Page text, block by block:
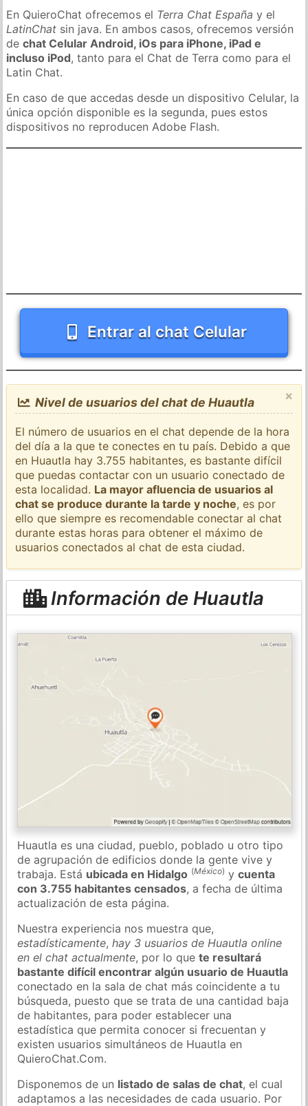
En QuieroChat ofrecemos el Terra Chat España y el
LatinChat sin java. En ambos casos, ofrecemos versión
dechat Celular Android, iOs para iPhone, iPad e
incluso iPod, tanto para el Chat de Terra como para el
Latin Chat.
En caso de que accedas desde un dispositivo Celular, la
única opción disponible es la segunda, pues estos
dispositivos no reproducen Adobe Flash.
Entrar al chat Celular
×
Nivel de usuarios del chat de Huautla
El número de usuarios en el chat depende de la hora
del día a la que te conectes en tu país. Debido a que
en Huautla hay 3.755 habitantes, es bastante difícil
que puedas contactar con un usuario conectado de
esta localidad. La mayor afluencia de usuarios al
chat se produce durante la tarde y noche, es por
ello que siempre es recomendable conectar al chat
durante estas horas para obtener el máximo de
usuarios conectados al chat de esta ciudad.
Información de Huautla
Huautla es una ciudad, pueblo, poblado u otro tipo
de agrupación de edificios donde la gente vive y
trabaja. Está ubicada en Hidalgo (México) ycuenta
con 3.755 habitantes censados, a fecha de última
actualización de esta página.
Nuestra experiencia nos muestra que,
estadísticamente,hay 3 usuarios de Huautla online
en el chat actualmente, por lo quete resultará
bastante difícil encontrar algún usuario de Huautla
conectado en la sala de chat más coincidente a tu
búsqueda, puesto que se trata de una cantidad baja
de habitantes, para poder establecer una
estadística que permita conocer si frecuentan y
existen usuarios simultáneos de Huautla en
QuieroChat.Com.
Disponemos de un listado de salas de chat, el cual
adaptamos a las necesidades de cada usuario. Por